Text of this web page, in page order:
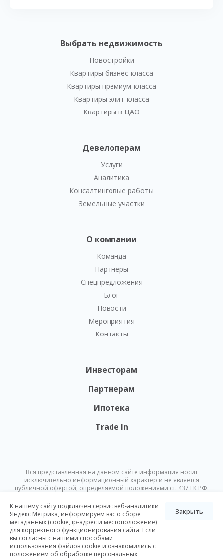
Выбрать недвижимость
Новостройки
Квартиры бизнес-класса
Квартиры премиум-класса
Квартиры элит-класса
Квартиры в ЦАО
Девелоперам
Услуги
Аналитика
Консалтинговые работы
Земельные участки
О компании
Команда
Партнеры
Спецпредложения
Блог
Новости
Мероприятия
Контакты
Инвесторам
Партнерам
Ипотека
Trade In
Вся представленная на данном сайте информация носит
исключительно информационный характер и не является
публичной офертой, определяемой положениями ст. 437 ГК РФ.
изменена в любое время без предварительного уведомления.
© Nikoliers 2026
Положение об обработке персональных данных
Разработка Pictus
К нашему сайту подключен сервис веб-аналитики
Яндекс Метрика, информируем вас о сборе
метаданных (cookie, ip-адрес и местоположение)
для корректного функционирования сайта. Если
вы согласны с нашими способами
использования файлов cookie и ознакомились с
положением об обработке персональных
Закрыть